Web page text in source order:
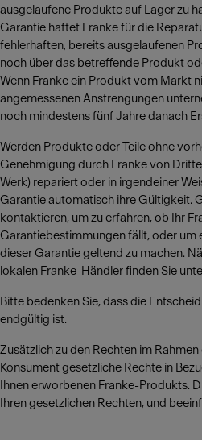
ausgelaufene Produkte auf Lager zu
Garantie haftet Franke für die
fehlerhaften, bereits ausgelaufenen
noch über das betreffende Produkt
Wenn Franke ein Produkt vom Markt
angemessenen Anstrengungen
noch mindestens fünf Jahre danach
Werden Produkte oder Teile ohne
Genehmigung durch Franke von
Werk) repariert oder in irgendeiner
Garantie automatisch ihre Gültigkeit.
kontaktieren, um zu erfahren, ob Ihr
Garantiebestimmungen fällt, oder um
dieser Garantie geltend zu machen.
lokalen Franke-Händler finden Sie
Bitte bedenken Sie, dass die
endgültig ist.
Zusätzlich zu den Rechten im
Konsument gesetzliche Rechte in
Ihnen erworbenen Franke-Produkts.
Ihren gesetzlichen Rechten, und